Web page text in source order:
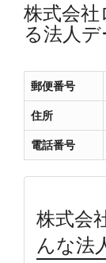
株式会
る法人デ
郵便番号
住所
電話番号
株式会
んな法